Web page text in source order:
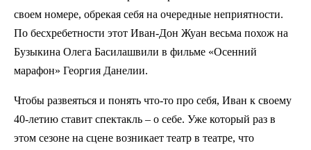
своем номере, обрекая себя на очередные неприятности.
По бесхребетности этот Иван-Дон Жуан весьма похож на
Бузыкина Олега Басилашвили в фильме «Осенний
марафон» Георгия Данелии.
Чтобы развеяться и понять что-то про себя, Иван к своему
40-летию ставит спектакль – о себе. Уже который раз в
этом сезоне на сцене возникает театр в театре, что